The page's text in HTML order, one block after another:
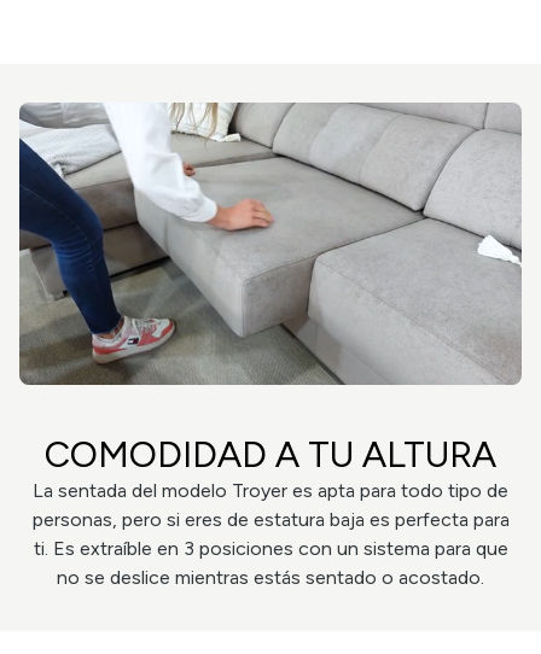
COMODIDAD A TU ALTURA
La sentada del modelo Troyer es apta para todo tipo de
personas, pero si eres de estatura baja es perfecta para
ti. Es extraíble en 3 posiciones con un sistema para que
no se deslice mientras estás sentado o acostado.